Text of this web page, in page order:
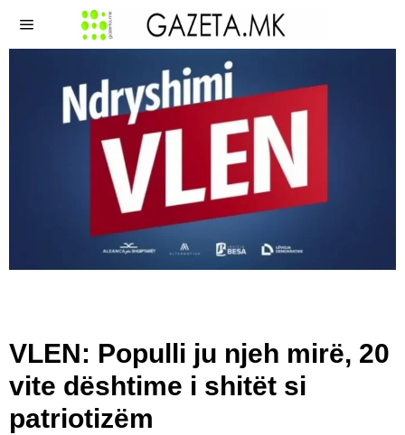
VLEN: Populli ju njeh mirë, 20
vite dështime i shitët si
patriotizëm